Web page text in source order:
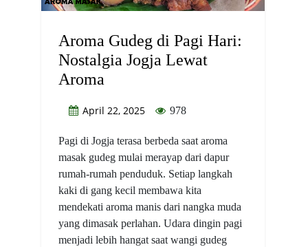
Aroma Gudeg di Pagi Hari:
Nostalgia Jogja Lewat
Aroma
April 22, 2025 978
Pagi di Jogja terasa berbeda saat aroma
masak gudeg mulai merayap dari dapur
rumah-rumah penduduk. Setiap langkah
kaki di gang kecil membawa kita
mendekati aroma manis dari nangka muda
yang dimasak perlahan. Udara dingin pagi
menjadi lebih hangat saat wangi gudeg